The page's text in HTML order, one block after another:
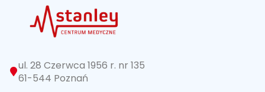
ul. 28 Czerwca 1956 r. nr 135
61-544 Poznań